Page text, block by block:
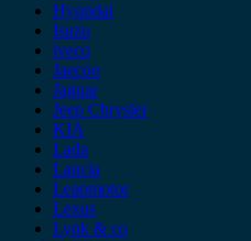
Hyundai
Isuzu
iveco
Jaecoo
Jaguar
Jeep Chrysler
KIA
Lada
Lancia
Leapmotor
Lexus
Lynk & co